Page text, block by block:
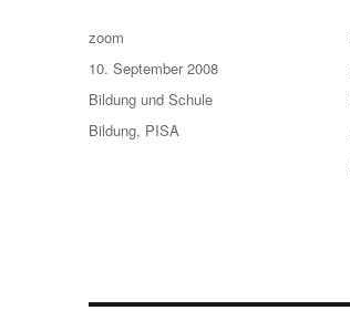
Autor
zoom
Veröffentlicht
am
10. September 2008
Kategorien
Bildung und Schule
Schlagwörter
Bildung, PISA